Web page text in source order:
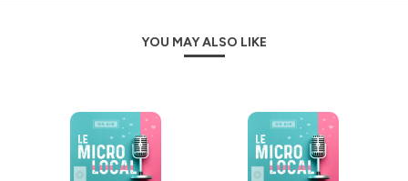
YOU MAY ALSO LIKE